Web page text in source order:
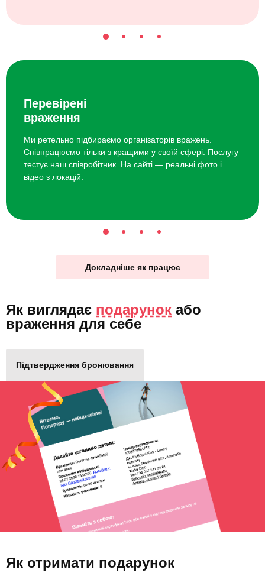
Перевірені
враження
Ми ретельно підбираємо організаторів вражень.
Співпрацюємо тільки з кращими у своїй сфері. Послугу
тестує наш співробітник. На сайті — реальні фото і
відео з локацій.
Докладніше як працює
Як виглядає подарунок або
враження для себе
Підтвердження бронювання
Як отримати подарунок